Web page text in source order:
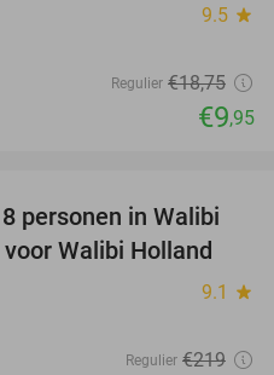
9.5 star
Regulier €18,75
€9,95
20%
personen in Walibi
Walibi Holland
9.1 star
Regulier €219